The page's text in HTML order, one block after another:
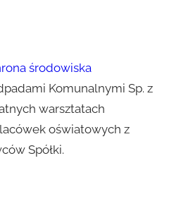
środowiska
Komunalnymi Sp. z
warsztatach
oświatowych z
Spółki.